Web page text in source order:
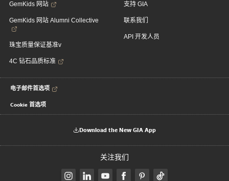
GemKids 网站
GemKids 网站 Alumni Collective
珠宝质量保证基准v
4C 钻石品质标准
支持 GIA
联系我们
API 开发人员
电子邮件首选项
Cookie 首选项
Download the New GIA App
关注我们